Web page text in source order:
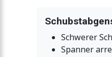
Schwerer
Spanner